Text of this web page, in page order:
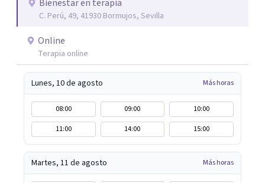
Bienestar en terapia
C. Perú, 49, 41930 Bormujos, Sevilla
Online
Terapia online
Lunes, 10 de agosto Más horas
08:00 09:00
10:00
11:00
14:00 15:00
Martes, 11 de agosto Más horas